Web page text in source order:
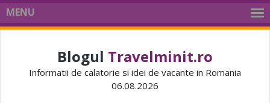
MENU
Blogul Travelminit.ro
Informatii de calatorie si idei de vacante in Romania
06.08.2026